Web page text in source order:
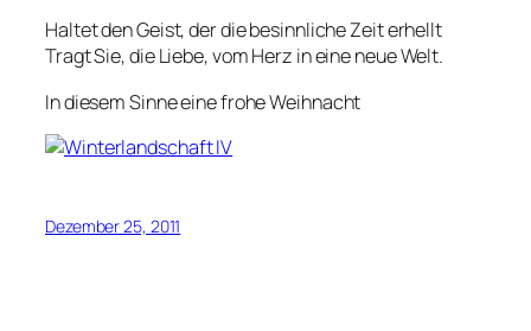
Haltet den Geist, der die besinnliche Zeit erhellt
Tragt Sie, die Liebe, vom Herz in eine neue Welt.
In diesem Sinne eine frohe Weihnacht
Dezember 25, 2011